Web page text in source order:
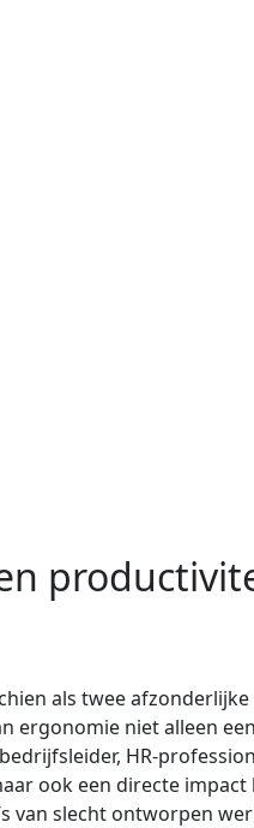
als twee
ergonomie niet alleen
HR-
ook een directe
van slecht ontworpen